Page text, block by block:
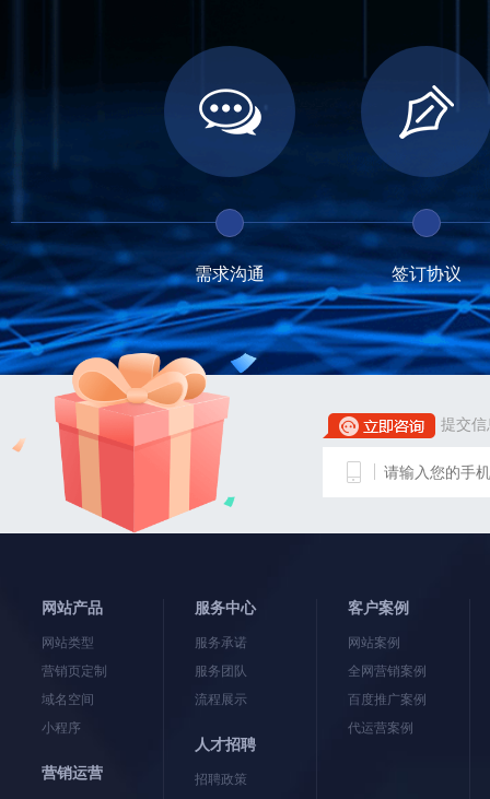
需求沟通 签订协议
提交
网站产品
网站类型
营销页定制
域名空间
小程序
营销运营
服务中心
服务承诺
服务团队
流程展示
人才招聘
招聘政策
客户案例
网站案例
全网营销案例
百度推广案例
代运营案例